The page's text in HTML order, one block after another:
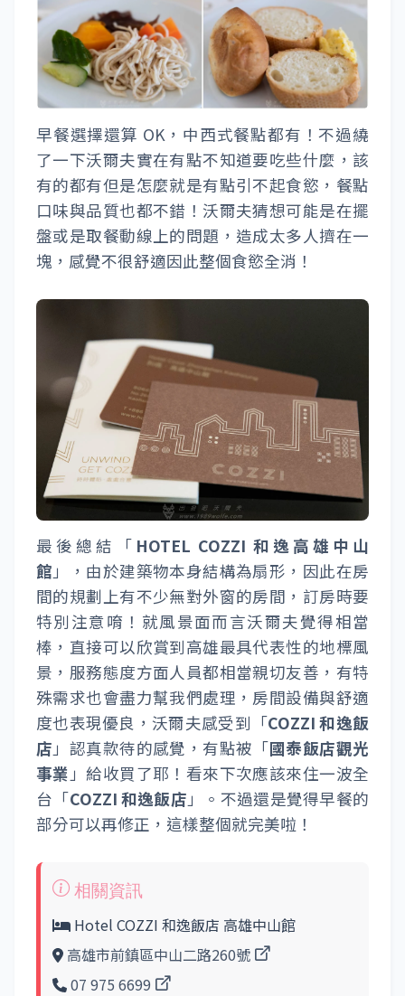
早餐選擇還算 OK，中西式餐點都有！不過繞
了一下沃爾夫實在有點不知道要吃些什麼，該
有的都有但是怎麼就是有點引不起食慾，餐點
口味與品質也都不錯！沃爾夫猜想可能是在擺
盤或是取餐動線上的問題，造成太多人擠在一
塊，感覺不很舒適因此整個食慾全消！
最後總結「 HOTEL COZZI 和逸高雄中山
館 」，由於建築物本身結構為扇形，因此在房
間的規劃上有不少無對外窗的房間，訂房時要
特別注意唷！就風景面而言沃爾夫覺得相當
棒，直接可以欣賞到高雄最具代表性的地標風
景，服務態度方面人員都相當親切友善，有特
殊需求也會盡力幫我們處理，房間設備與舒適
度也表現優良，沃爾夫感受到「COZZI 和逸飯
店 」認真款待的感覺，有點被「國泰飯店觀光
事業 」給收買了耶！看來下次應該來住一波全
台「COZZI 和逸飯店 」。不過還是覺得早餐的
部分可以再修正，這樣整個就完美啦！
Hotel COZZI 和逸飯店 高雄中山館
高雄市前鎮區中山二路260號
07 975 6699